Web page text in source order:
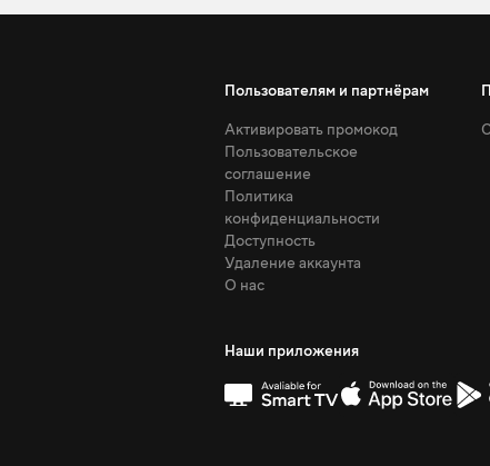
Пользователям и партнёрам
Активировать промокод
Пользовательское
соглашение
Политика
конфиденциальности
Доступность
Удаление аккаунта
О нас
Наши приложения